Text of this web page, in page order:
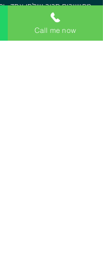
מתיישבים סביב שולחן אחד ,
הראשון של יקב בזלת הגולן ...
השיחות והנה כבר כלם מכירים .
אט אט השף היושב וליאת
Call me now